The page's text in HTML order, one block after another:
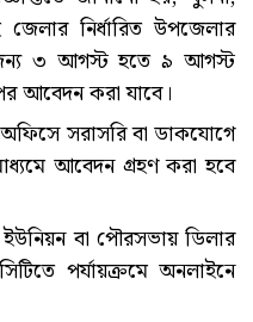
নির্ধারিত উপজেলার
৩ আগস্ট হতে ৯ আগস্ট
আবেদন করা যাবে।
সরাসরি বা ডাকযোগে
আবেদন গ্রহণ করা হবে
ইউনিয়ন বা পৌরসভায় ডিলার
পর্যায়ক্রমে অনলাইনে